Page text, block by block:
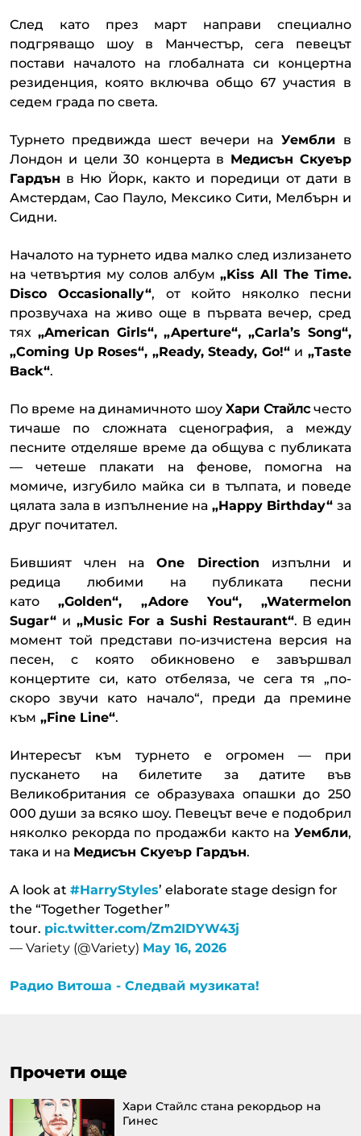
След като през март направи специално
подгряващо шоу в Манчестър, сега певецът
постави началото на глобалната си концертна
резиденция, която включва общо 67 участия в
седем града по света.
Турнето предвижда шест вечери наУембли в
Лондон и цели 30 концерта в Медисън Скуеър
Гардън в Ню Йорк, както и поредици от дати в
Амстердам, Сао Пауло, Мексико Сити, Мелбърн и
Сидни.
Началото на турнето идва малко след излизането
на четвъртия му солов албум „Kiss All The Time.
Disco Occasionally“, от който няколко песни
прозвучаха на живо още в първата вечер, сред
тях „American Girls“, „Aperture“, „Carla’s Song“,
„Coming Up Roses“, „Ready, Steady, Go!“ и „Taste
Back“.
По време на динамичното шоуХари Стайлсчесто
тичаше по сложната сценография, а между
песните отделяше време да общува с публиката
— четеше плакати на фенове, помогна на
момиче, изгубило майка си в тълпата, и поведе
цялата зала в изпълнение на „Happy Birthday“ за
друг почитател.
Бившият член на One Direction изпълни и
редица любими на публиката песни
като „Golden“, „Adore You“, „Watermelon
Sugar“ и „Music For a Sushi Restaurant“. В един
момент той представи по-изчистена версия на
песен, с която обикновено е завършвал
концертите си, като отбеляза, че сега тя „по-
скоро звучи като начало“, преди да премине
към „Fine Line“.
Интересът към турнето е огромен — при
пускането на билетите за датите във
Великобритания се образуваха опашки до 250
000 души за всяко шоу. Певецът вече е подобрил
няколко рекорда по продажби както на Уембли,
така и на Медисън Скуеър Гардън.
A look at #HarryStyles’ elaborate stage design for
the “Together Together”
tour. pic.twitter.com/Zm2IDYW43j
— Variety (@Variety) May 16, 2026
Радио Витоша - Следвай музиката!
Прочети още
Хари Стайлс стана рекордьор на
Гинес